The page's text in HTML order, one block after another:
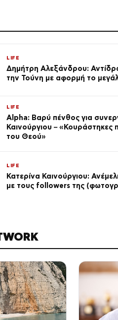
LIFE
Δημήτρη Αλεξάνδρου:
την Τούνη με αφορμή το
LIFE
Alpha: Βαρύ πένθος για
Καινούργιου – «Κουράστηκες
του Θεού»
LIFE
Κατερίνα Καινούργιου:
με τους followers της